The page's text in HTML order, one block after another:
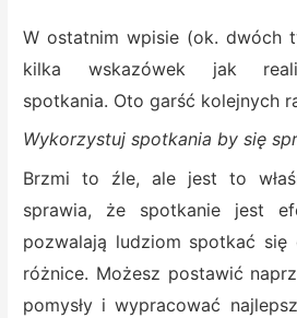
W ostatnim wpisie (ok. dwóch
kilka wskazówek jak
spotkania. Oto garść kolejnych
Wykorzystuj spotkania by się
Brzmi to źle, ale jest to
sprawia, że spotkanie jest
pozwalają ludziom spotkać się
różnice. Możesz postawić
pomysły i wypracować